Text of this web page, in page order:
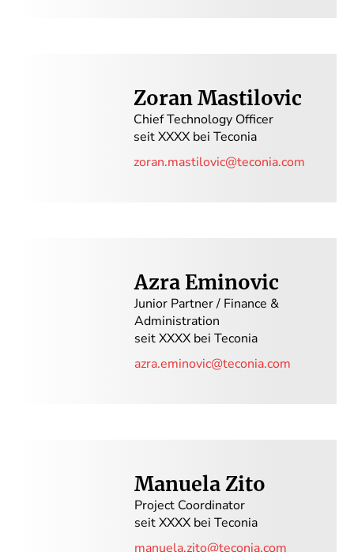
Zoran Mastilovic
Chief Technology Officer
seit XXXX bei Teconia
zoran.mastilovic@teconia.com
Azra Eminovic
Junior Partner / Finance &
Administration
seit XXXX bei Teconia
azra.eminovic@teconia.com
Manuela Zito
Project Coordinator
seit XXXX bei Teconia
manuela.zito@teconia.com